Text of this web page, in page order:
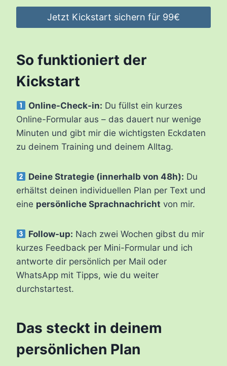
Jetzt Kickstart sichern für 99€
So funktioniert der
Kickstart
Online-Check-in: Du füllst ein kurzes
Online-Formular aus – das dauert nur wenige
Minuten und gibt mir die wichtigsten Eckdaten
zu deinem Training und deinem Alltag.
Deine Strategie (innerhalb von 48h): Du
erhältst deinen individuellen Plan per Text und
eine persönliche Sprachnachricht von mir.
Follow-up: Nach zwei Wochen gibst du mir
kurzes Feedback per Mini-Formular und ich
antworte dir persönlich per Mail oder
WhatsApp mit Tipps, wie du weiter
durchstartest.
Das steckt in deinem
persönlichen Plan